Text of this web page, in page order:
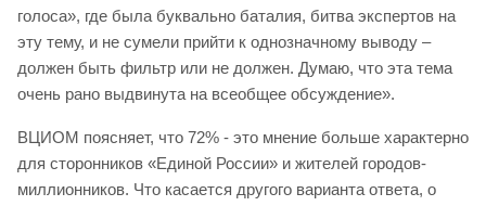
голоса», где была буквально баталия, битва экспертов на
эту тему, и не сумели прийти к однозначному выводу –
должен быть фильтр или не должен. Думаю, что эта тема
очень рано выдвинута на всеобщее обсуждение».
ВЦИОМ поясняет, что 72% - это мнение больше характерно
для сторонников «Единой России» и жителей городов-
миллионников. Что касается другого варианта ответа, о